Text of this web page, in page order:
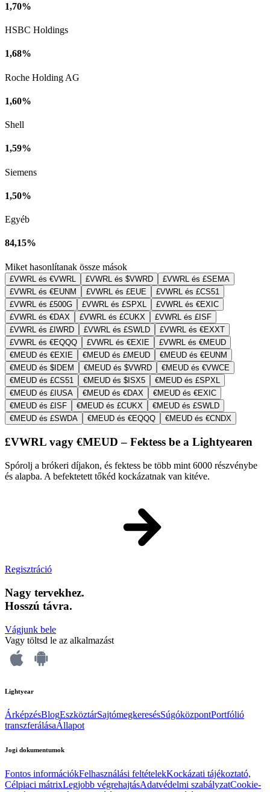
1,70%
HSBC Holdings
1,68%
Roche Holding AG
1,60%
Shell
1,59%
Siemens
1,50%
Egyéb
84,15%
Miket hasonlítanak össze mások
£VWRL és €VWRL £VWRL és $VWRD
£VWRL és £SEMA
£VWRL és €EUNM
£VWRL és £EUE
£VWRL és £CS51
£VWRL és £500G
£VWRL és £SPXL
£VWRL és €EXIC
£VWRL és €DAX
£VWRL és £CUKX
£VWRL és £ISF
£VWRL és £IWRD
£VWRL és £SWLD
£VWRL és €EXXT
£VWRL és €EQQQ
£VWRL és €EXIE
£VWRL és €MEUD
€MEUD és €EXIE
€MEUD és £MEUD
€MEUD és €EUNM
€MEUD és $IDEM
€MEUD és $VWRD
€MEUD és €VWCE
€MEUD és £CS51
€MEUD és $ISX5
€MEUD és £SPXL
€MEUD és £IUSA
€MEUD és €DAX
€MEUD és €EXIC
€MEUD és £ISF
€MEUD és £CUKX
€MEUD és £SWLD
€MEUD és £SWDA
€MEUD és €EQQQ €MEUD és €CNDX
£VWRL vagy €MEUD – Fektess be a Lightyearen
Spórolj a brókeri díjakon, és fektess be több mint 6000 részvénybe
és alapba. A befektetett tőkéd kockázatnak van kitéve.
Regisztráció
Nagy tervekhez.
Hosszú távra.
Vágjunk bele
Vagy töltsd le az alkalmazást
Lightyear
ÁrképzésBlogEszköztárSajtómegkeresésSúgóközpontPortfólió
transzferálásaÁllapot
Jogi dokumentumok
Fontos információkFelhasználási feltételekKockázati tájékoztató,
Célpiaci mátrixLegjobb végrehajtásAdatvédelmi szabályzatCookie-